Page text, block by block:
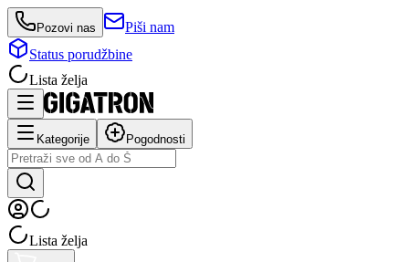
Pozovi nas
Piši nam
Status porudžbine
Lista želja
Kategorije Pogodnosti
Lista želja